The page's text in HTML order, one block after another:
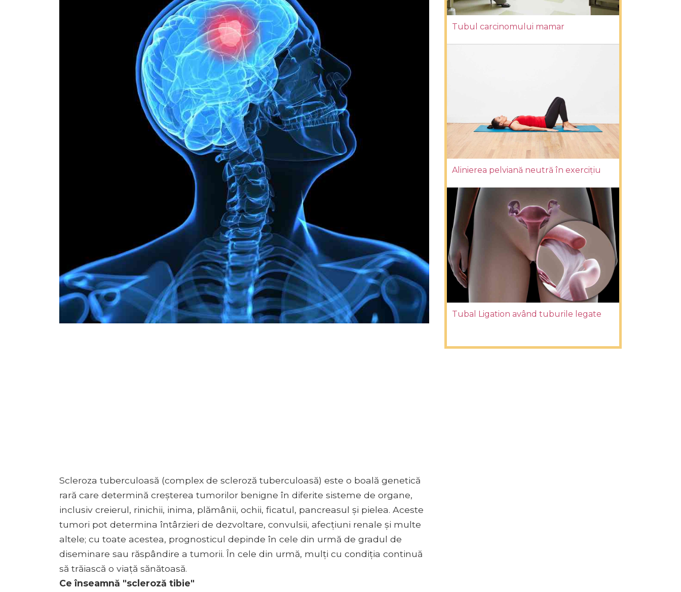
Scleroza tuberculoasă (complex de scleroză tuberculoasă) este o boală genetică
rară care determină creșterea tumorilor benigne în diferite sisteme de organe,
inclusiv creierul, rinichii, inima, plămânii, ochii, ficatul, pancreasul și pielea. Aceste
tumori pot determina întârzieri de dezvoltare, convulsii, afecțiuni renale și multe
altele; cu toate acestea, prognosticul depinde în cele din urmă de gradul de
diseminare sau răspândire a tumorii. În cele din urmă, mulți cu condiția continuă
să trăiască o viață sănătoasă.
Ce înseamnă "scleroză tibie"
Tubul carcinomului mamar
Alinierea pelviană neutră în exercițiu
Tubal Ligation având tuburile legate